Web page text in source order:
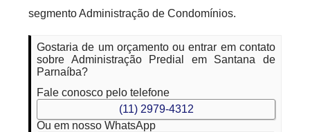
segmento Administração de Condomínios.
Gostaria de um orçamento ou entrar em contato
sobre Administração Predial em Santana de
Parnaíba?
Fale conosco pelo telefone
(11) 2979-4312
Ou em nosso WhatsApp